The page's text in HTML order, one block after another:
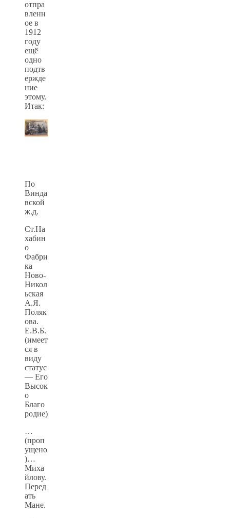
отпра
вленн
ое в
1912
году
ещё
одно
подтв
ержде
ние
этому.
Итак:
По
Винда
вской
ж.д.
Ст.На
хабин
о
Фабри
ка
Ново-
Никол
ьская
А.Я.
Поляк
ова.
Е.В.Б.
(имеет
ся в
виду
статус
— Его
Высок
о
Благо
родие)
…
(проп
ущено
)…
Миха
йлову.
Перед
ать
Мане.